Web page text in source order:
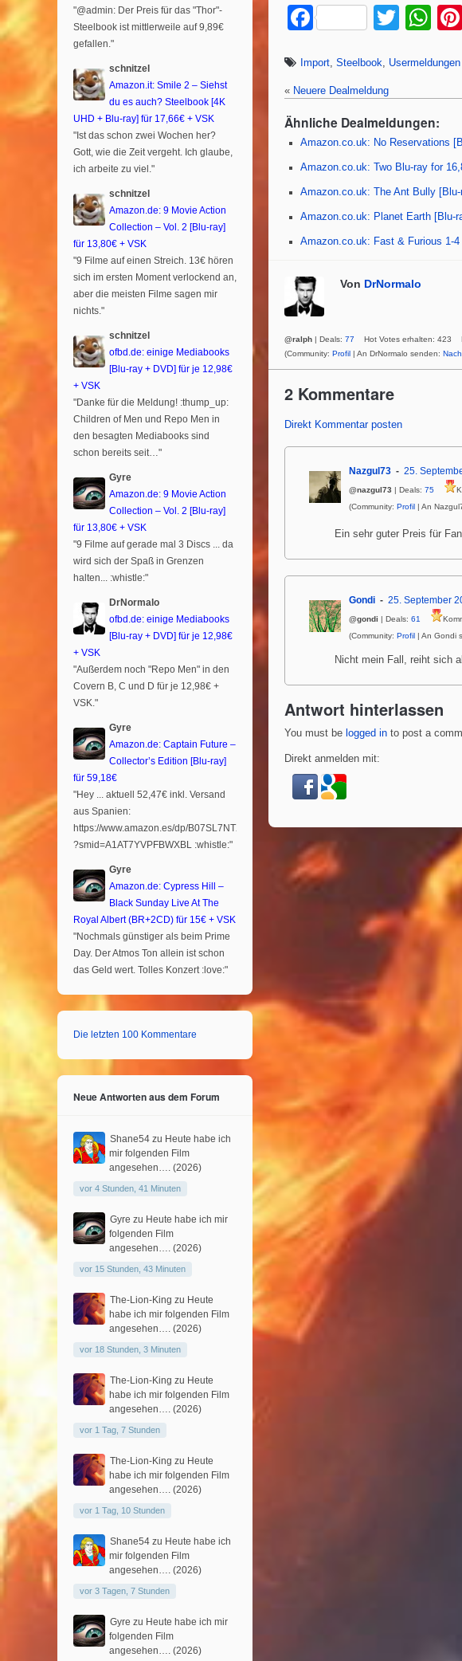
F
c
e
b
o
o
k
T
tt
er
W
at
s
A
p
p
Import Steelbook Usermeldungen
« Neuere Dealmeldung
Ähnliche Dealmeldungen:
Amazon.co.uk: No Reservations
Amazon.co.uk: Two Blu-ray for
Amazon.co.uk: The Ant Bully
Amazon.co.uk: Planet Earth [Blu-
Amazon.co.uk: Fast & Furious 1-
Von DrNormalo
@ralph | Deals: 77 Hot Votes erhalten: 423
(Community: Profil | An DrNormalo senden:
2 Kommentare
Direkt Kommentar posten
Nazgul73 25.
@nazgul73 | Deals: 75
(Community: Profil | An
Ein sehr guter Preis für
Gondi 25. September
@gondi | Deals: 61
(Community: Profil | An Gondi
Nicht mein Fall, reiht sich
Antwort hinterlassen
You must be logged in to post a
Direkt anmelden mit:
"@admin: Der Preis für das "Thor"-
Steelbook ist mittlerweile auf 9,89€
gefallen."
schnitzel
Amazon.it: Smile 2 – Siehst
du es auch? Steelbook [4K
UHD + Blu-ray] für 17,66€ + VSK
"Ist das schon zwei Wochen her?
Gott, wie die Zeit vergeht. Ich glaube,
ich arbeite zu viel."
schnitzel
Amazon.de: 9 Movie Action
Collection – Vol. 2 [Blu-ray]
für 13,80€ + VSK
"9 Filme auf einen Streich. 13€ hören
sich im ersten Moment verlockend an,
aber die meisten Filme sagen mir
nichts."
schnitzel
ofbd.de: einige Mediabooks
[Blu-ray + DVD] für je 12,98€
+ VSK
"Danke für die Meldung! :thump_up:
Children of Men und Repo Men in
den besagten Mediabooks sind
schon bereits seit…"
Gyre
Amazon.de: 9 Movie Action
Collection – Vol. 2 [Blu-ray]
für 13,80€ + VSK
"9 Filme auf gerade mal 3 Discs ... da
wird sich der Spaß in Grenzen
halten... :whistle:"
DrNormalo
ofbd.de: einige Mediabooks
[Blu-ray + DVD] für je 12,98€
+ VSK
"Außerdem noch "Repo Men" in den
Covern B, C und D für je 12,98€ +
VSK."
Gyre
Amazon.de: Captain Future –
Collector’s Edition [Blu-ray]
für 59,18€
"Hey ... aktuell 52,47€ inkl. Versand
aus Spanien:
https://www.amazon.es/dp/B07SL7NTXR
?smid=A1AT7YVPFBWXBL :whistle:"
Gyre
Amazon.de: Cypress Hill –
Black Sunday Live At The
Royal Albert (BR+2CD) für 15€ + VSK
"Nochmals günstiger als beim Prime
Day. Der Atmos Ton allein ist schon
das Geld wert. Tolles Konzert :love:"
Die letzten 100 Kommentare
Neue Antworten aus dem Forum
Shane54 zu Heute habe ich
mir folgenden Film
angesehen…. (2026)
vor 4 Stunden, 41 Minuten
Gyre zu Heute habe ich mir
folgenden Film
angesehen…. (2026)
vor 15 Stunden, 43 Minuten
The-Lion-King zu Heute
habe ich mir folgenden Film
angesehen…. (2026)
vor 18 Stunden, 3 Minuten
The-Lion-King zu Heute
habe ich mir folgenden Film
angesehen…. (2026)
vor 1 Tag, 7 Stunden
The-Lion-King zu Heute
habe ich mir folgenden Film
angesehen…. (2026)
vor 1 Tag, 10 Stunden
Shane54 zu Heute habe ich
mir folgenden Film
angesehen…. (2026)
vor 3 Tagen, 7 Stunden
Gyre zu Heute habe ich mir
folgenden Film
angesehen…. (2026)